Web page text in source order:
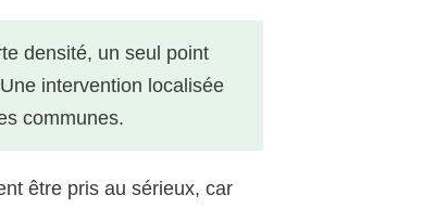
densité, un seul point
intervention localisée
communes.
être pris au sérieux, car